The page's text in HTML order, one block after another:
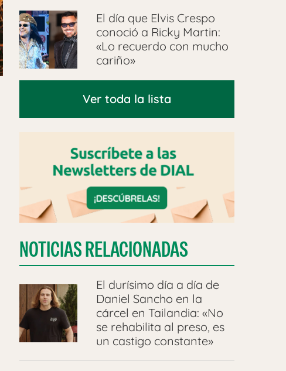
El día que Elvis Crespo
conoció a Ricky Martin:
«Lo recuerdo con mucho
cariño»
Ver toda la lista
NOTICIAS RELACIONADAS
El durísimo día a día de
Daniel Sancho en la
cárcel en Tailandia: «No
se rehabilita al preso, es
un castigo constante»